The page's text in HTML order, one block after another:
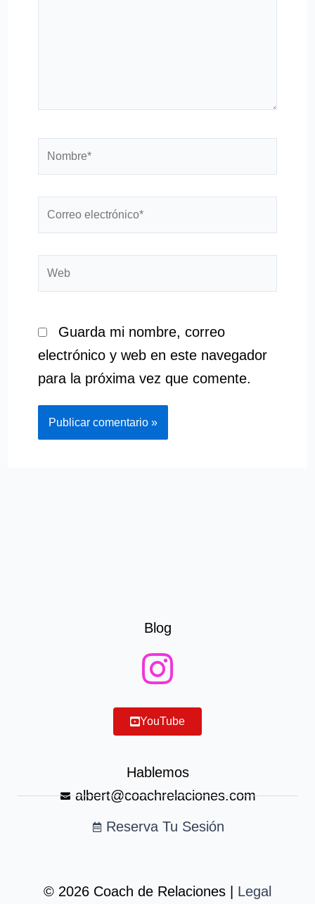
Nombre*
Correo
electrónico*
Web
Guarda mi nombre, correo
electrónico y web en este navegador
para la próxima vez que comente.
Blog
YouTube
Hablemos
albert@coachrelaciones.com
Reserva Tu Sesión
© 2026 Coach de Relaciones | Legal